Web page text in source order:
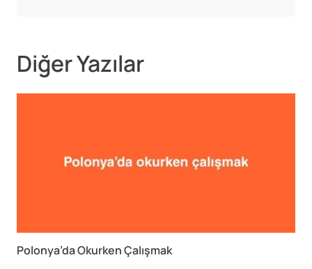
Diğer Yazılar
Polonya’da Okurken Çalışmak